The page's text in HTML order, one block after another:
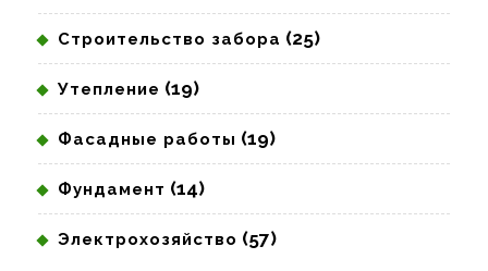
Строительство забора (25)
Утепление (19)
Фасадные работы (19)
Фундамент (14)
Электрохозяйство (57)